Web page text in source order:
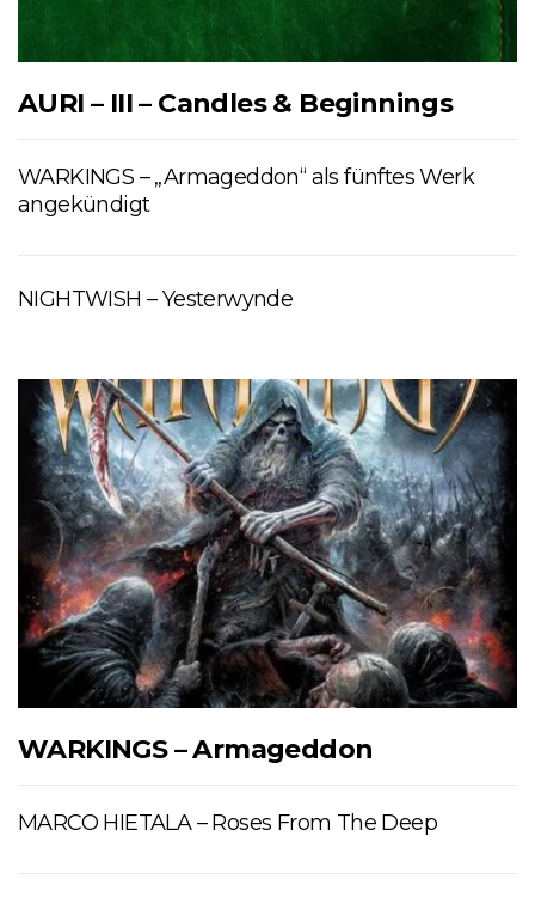
AURI – III – Candles & Beginnings
WARKINGS – „Armageddon“ als fünftes Werk
angekündigt
NIGHTWISH – Yesterwynde
WARKINGS – Armageddon
MARCO HIETALA – Roses From The Deep